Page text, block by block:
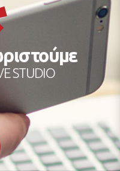
STUDIO